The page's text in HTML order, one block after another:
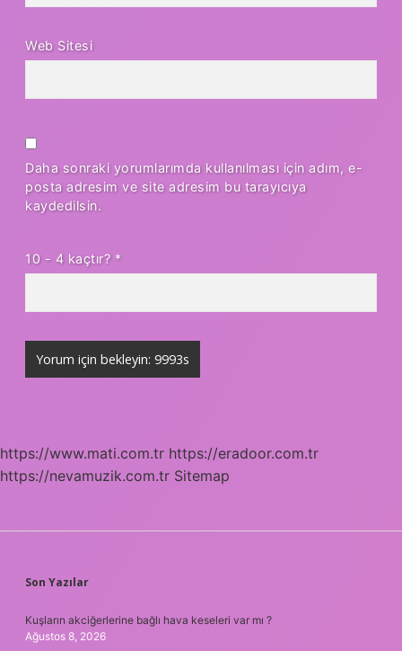
Web Sitesi
Daha sonraki yorumlarımda kullanılması için adım, e-
posta adresim ve site adresim bu tarayıcıya
kaydedilsin.
10 - 4 kaçtır? *
https://www.mati.com.tr https://eradoor.com.tr
https://nevamuzik.com.tr Sitemap
SIDEBAR
Son Yazılar
Kuşların akciğerlerine bağlı hava keseleri var mı ?
Ağustos 8, 2026